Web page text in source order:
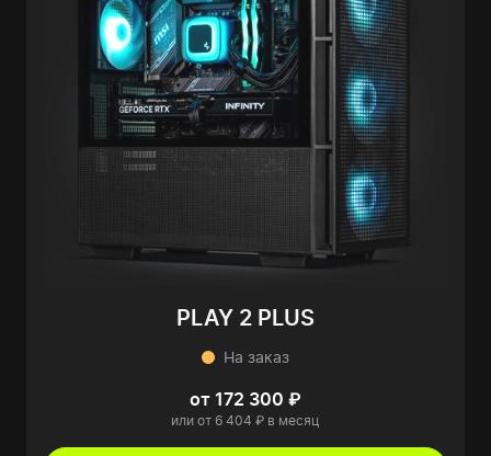
PLAY 2 PLUS
На заказ
от 172 300 ₽
или от 6 404 ₽ в месяц